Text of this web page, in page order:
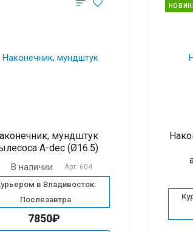
мундштук
A-dec (Ø16.5)
В наличии Арт. 604
в Владивосток:
Послезавтра
7850₽